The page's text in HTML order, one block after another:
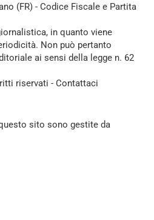
(FR) - Codice Fiscale e Partita
in quanto viene
Non può pertanto
ai sensi della legge n. 62
riservati - Contattaci
sito sono gestite da